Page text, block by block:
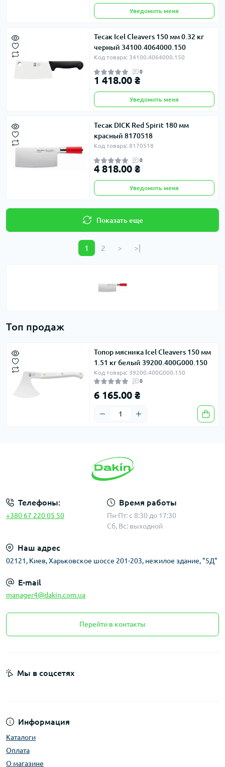
Уведомить меня
Тесак Icel Cleavers 150 мм 0.32 кг
черный 34100.4064000.150
Код товара: 34100.4064000.150
0
1 418.00 ₴
Уведомить меня
Тесак DICK Red Spirit 180 мм
красный 8170518
Код товара: 8170518
0
4 818.00 ₴
Уведомить меня
Показать еще
1 2 > >|
Топ продаж
Топор мясника Icel Cleavers 150 мм
1.51 кг белый 39200.400G000.150
Код товара: 39200.400G000.150
0
6 165.00 ₴
Телефоны:
+380 67 220 05 50
Время работы
Пн-Пт: с 8:30 до 17:30
Сб, Вс: выходной
Наш адрес
02121, Киев, Харьковское шоссе 201-203, нежилое здание, "5Д"
E-mail
manager4@dakin.com.ua
Перейти в контакты
Информация
Каталоги
Оплата
О магазине
Мы в соцсетях